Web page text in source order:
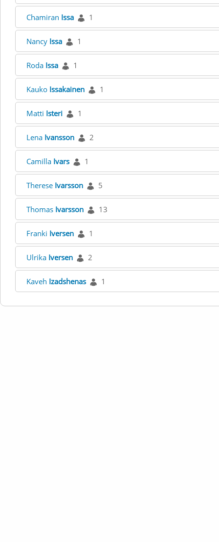
Chamiran Issa 1
Nancy Issa 1
Roda Issa 1
Kauko Issakainen 1
Matti Isteri 1
Lena Ivansson 2
Camilla Ivars 1
Therese Ivarsson 5
Thomas Ivarsson 13
Franki Iversen 1
Ulrika Iversen 2
Kaveh Izadshenas 1